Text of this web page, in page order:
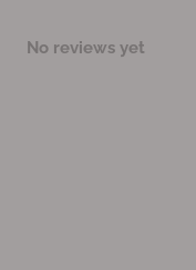
No reviews yet